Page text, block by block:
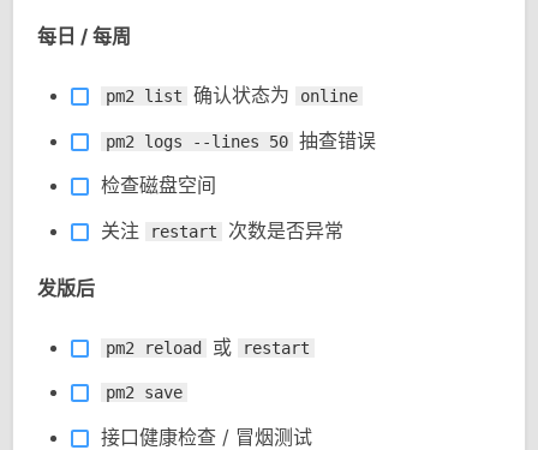
每日 / 每周
pm2 list 确认状态为 online
pm2 logs --lines 50 抽查错误
检查磁盘空间
关注
restart 次数是否异常
发版后
pm2 reload 或 restart
pm2 save
接口健康检查 / 冒烟测试